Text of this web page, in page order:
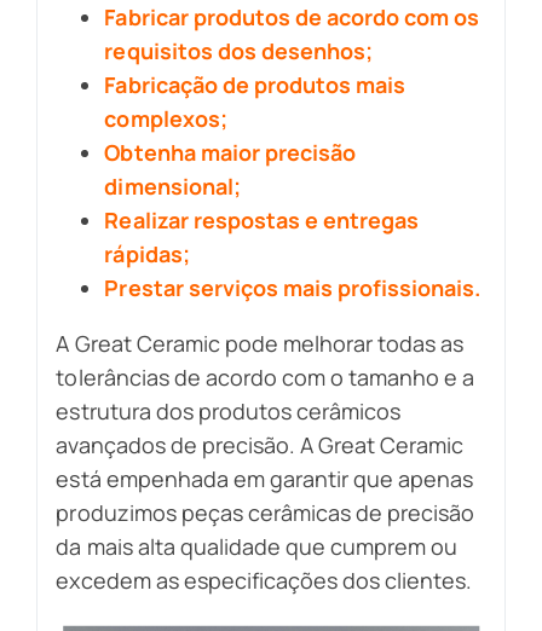
Fabricar produtos de acordo com os
requisitos dos desenhos;
Fabricação de produtos mais
complexos;
Obtenha maior precisão
dimensional;
Realizar respostas e entregas
rápidas;
Prestar serviços mais profissionais.
A Great Ceramic pode melhorar todas as
tolerâncias de acordo com o tamanho e a
estrutura dos produtos cerâmicos
avançados de precisão. A Great Ceramic
está empenhada em garantir que apenas
produzimos peças cerâmicas de precisão
da mais alta qualidade que cumprem ou
excedem as especificações dos clientes.